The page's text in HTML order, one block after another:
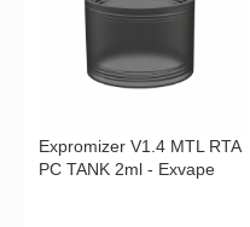
Expromizer V1.4 MTL RTA
PC TANK 2ml - Exvape